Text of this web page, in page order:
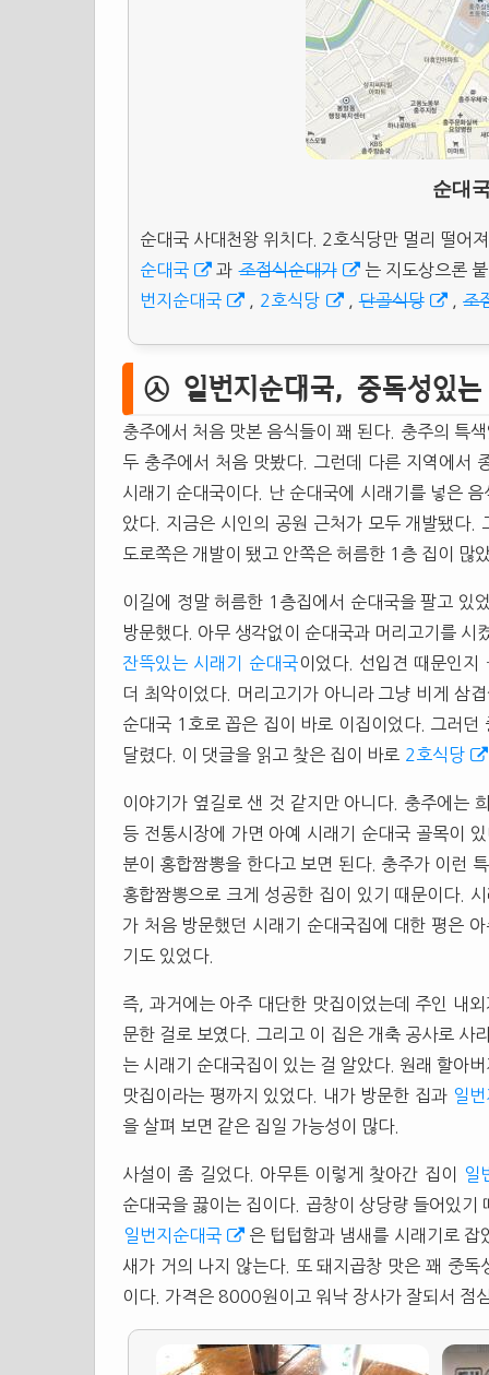
순대
순대국 사대천왕 위치다. 2호식당만 멀리 떨어
순대국
과 조점식순대가
는 지도상으론
번지순대국
2호식당 단골식당 조
㉦ 일번지순대국, 중독성있
충주에서 처음 맛본 음식들이 꽤 된다. 충주의 특
두 충주에서 처음 맛봤다. 그런데 다른 지역에서
시래기 순대국이다. 난 순대국에 시래기를 넣은
았다. 지금은 시인의 공원 근처가 모두 개발됐다.
도로쪽은 개발이 됐고 안쪽은 허름한 1층 집이 많
이길에 정말 허름한 1층집에서 순대국을 팔고 있
방문했다. 아무 생각없이 순대국과 머리고기를 시
잔뜩있는 시래기 순대국 이었다. 선입견 때문인
더 최악이었다. 머리고기가 아니라 그냥 비게 삼
순대국 1호로 꼽은 집이 바로 이집이었다. 그러던
달렸다. 이 댓글을 읽고 찾은 집이 바로 2호식당
이야기가 옆길로 샌 것 같지만 아니다. 충주에는
등 전통시장에 가면 아예 시래기 순대국 골목이
분이 홍합짬뽕을 한다고 보면 된다. 충주가 이런
홍합짬뽕으로 크게 성공한 집이 있기 때문이다.
가 처음 방문했던 시래기 순대국집에 대한 평은
기도 있었다.
즉, 과거에는 아주 대단한 맛집이었는데 주인 내
문한 걸로 보였다. 그리고 이 집은 개축 공사로 사
는 시래기 순대국집이 있는 걸 알았다. 원래 할아
맛집이라는 평까지 있었다. 내가 방문한 집과 일
을 살펴 보면 같은 집일 가능성이 많다.
사설이 좀 길었다. 아무튼 이렇게 찾아간 집이
일
순대국을 끓이는 집이다. 곱창이 상당량 들어있
일번지순대국
은 텁텁함과 냄새를 시래기로 잡
새가 거의 나지 않는다. 또 돼지곱창 맛은 꽤 중
이다. 가격은 8000원이고 워낙 장사가 잘되서 점